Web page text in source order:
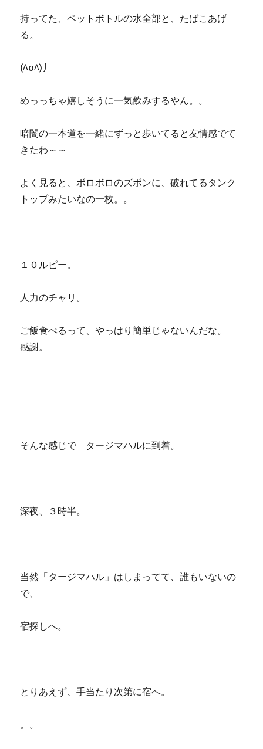
持ってた、ペットボトルの水全部と、たばこあげ
る。
(^o^)丿
めっっちゃ嬉しそうに一気飲みするやん。。
暗闇の一本道を一緒にずっと歩いてると友情感でて
きたわ～～
よく見ると、ボロボロのズボンに、破れてるタンク
トップみたいなの一枚。。
１０ルピー。
人力のチャリ。
ご飯食べるって、やっはり簡単じゃないんだな。
感謝。
そんな感じで タージマハルに到着。
深夜、３時半。
当然「タージマハル」はしまってて、誰もいないの
で、
宿探しへ。
とりあえず、手当たり次第に宿へ。
。。